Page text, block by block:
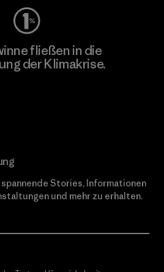
fließen in die
der Klimakrise.
Stories, Informationen
und mehr zu erhalten.